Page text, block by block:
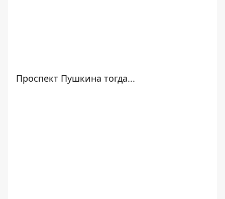
Проспект Пушкина тогда...